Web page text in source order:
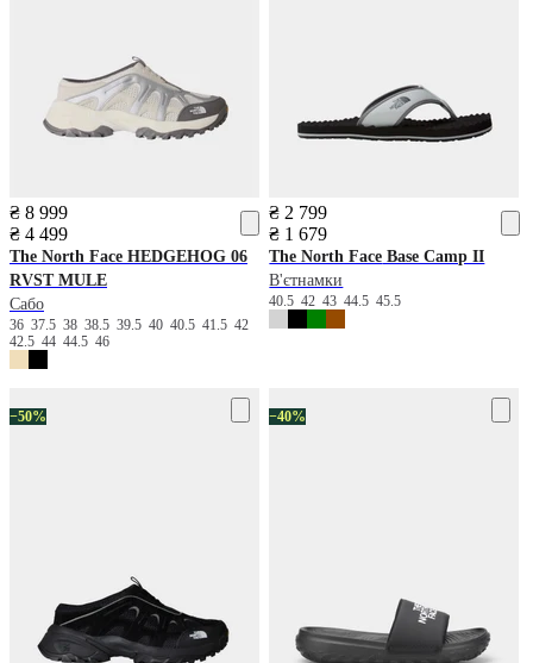
₴ 8 999
₴ 4 499
The North Face HEDGEHOG 06
RVST MULE
Сабо
36 37.5 38 38.5 39.5 40 40.5 41.5 42
42.5 44 44.5 46
₴ 2 799
₴ 1 679
The North Face Base Camp II
В'єтнамки
40.5424344.545.5
−50% −40%